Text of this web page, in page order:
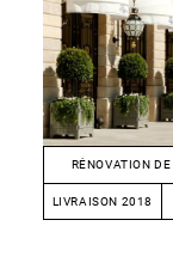
RÉNOVATION DE
LIVRAISON 2018